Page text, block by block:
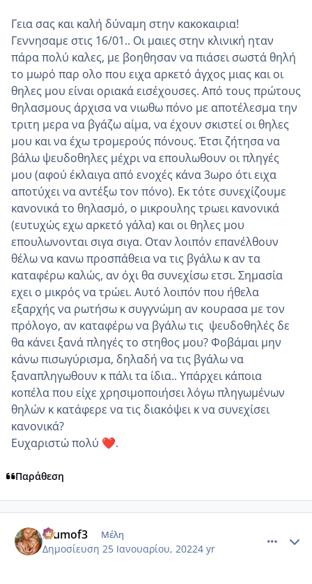
Γεια σας και καλή δύναμη στην κακοκαιρια!
Γεννησαμε στις 16/01.. Οι μαιες στην κλινική ηταν
πάρα πολύ καλες, με βοηθησαν να πιάσει σωστά θηλή
το μωρό παρ ολο που ειχα αρκετό άγχος μιας και οι
θηλες μου είναι οριακά εισέχουσες. Από τους πρώτους
θηλασμους άρχισα να νιωθω πόνο με αποτέλεσμα την
τριτη μερα να βγάζω αίμα, να έχουν σκιστεί οι θηλες
μου και να έχω τρομερούς πόνους. Έτσι ζήτησα να
βάλω ψευδοθηλες μέχρι να επουλωθουν οι πληγές
μου (αφού έκλαιγα από ενοχές κάνα 3ωρο ότι ειχα
αποτύχει να αντέξω τον πόνο). Εκ τότε συνεχίζουμε
κανονικά το θηλασμό, ο μικρουλης τρωει κανονικά
(ευτυχώς εχω αρκετό γάλα) και οι θηλες μου
επουλωνονται σιγα σιγα. Οταν λοιπόν επανέλθουν
θέλω να κανω προσπάθεια να τις βγάλω κ αν τα
καταφέρω καλώς, αν όχι θα συνεχίσω ετσι. Σημασία
εχει ο μικρός να τρώει. Αυτό λοιπόν που ήθελα
εξαρχής να ρωτήσω κ συγγνώμη αν κουρασα με τον
πρόλογο, αν καταφέρω να βγάλω τις ψευδοθηλές δε
θα κάνει ξανά πληγές το στηθος μου? Φοβάμαι μην
κάνω πισωγύρισμα, δηλαδή να τις βγάλω να
ξαναπληγωθουν κ πάλι τα ίδια.. Υπάρχει κάποια
κοπέλα που είχε χρησιμοποιήσει λόγω πληγωμένων
θηλών κ κατάφερε να τις διακόψει κ να συνεχίσει
κανονικά?
Ευχαριστώ πολύ ❤️.
Παράθεση
Mumof3 Μέλη
Δημοσίευση 25 Ιανουαρίου, 20224 yr